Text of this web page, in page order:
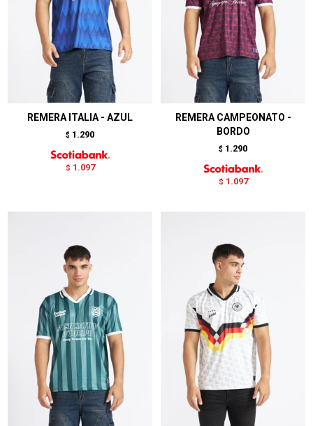
REMERA ITALIA - AZUL
$ 1.290
$ 1.097
REMERA CAMPEONATO -
BORDO
$ 1.290
$ 1.097